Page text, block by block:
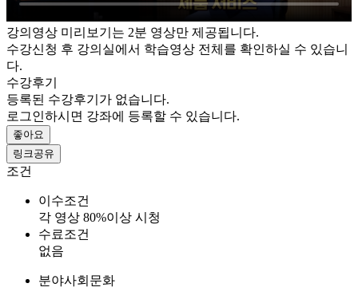
강의영상 미리보기는 2분 영상만 제공됩니다.
수강신청 후 강의실에서 학습영상 전체를 확인하실 수 있습니
다.
수강후기
등록된 수강후기가 없습니다.
로그인하시면 강좌에 등록할 수 있습니다.
좋아요
링크공유
조건
이수조건
각 영상 80%이상 시청
수료조건
없음
분야사회문화